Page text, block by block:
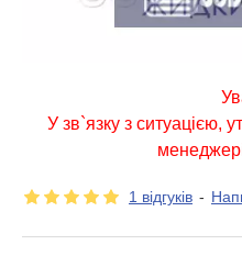
У зв`язку з ситуацією,
1 відгуків -